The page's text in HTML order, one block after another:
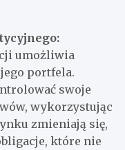
umożliwia
portfela.
swoje
wykorzystując
zmieniają się,
które nie